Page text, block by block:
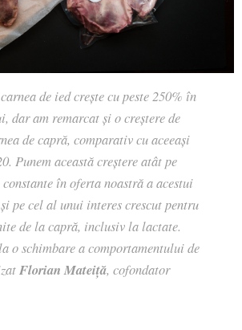
de ied crește cu peste 250% în
dar am remarcat și o creștere de
de capră, comparativ cu aceeași
Punem această creștere atât pe
în oferta noastră a acestui
pe cel al unui interes crescut pentru
de la capră, inclusiv la lactate.
o schimbare a comportamentului de
Florian Mateiță, cofondator